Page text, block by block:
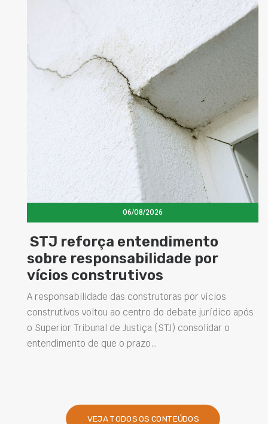
06/08/2026
STJ reforça entendimento
sobre responsabilidade por
vícios construtivos
A responsabilidade das construtoras por vícios
construtivos voltou ao centro do debate jurídico após
o Superior Tribunal de Justiça (STJ) consolidar o
entendimento de que o prazo…
VEJA TODOS OS CONTEÚDOS